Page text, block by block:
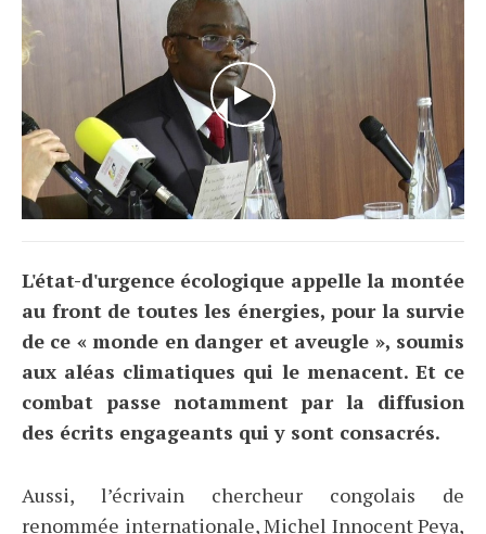
WATCH THE VIDEO
L'état-d'urgence écologique appelle la montée
au front de toutes les énergies, pour la survie
de ce « monde en danger et aveugle », soumis
aux aléas climatiques qui le menacent. Et ce
combat passe notamment par la diffusion
des écrits engageants qui y sont consacrés.
Aussi, l’écrivain chercheur congolais de
renommée internationale, Michel Innocent Peya,